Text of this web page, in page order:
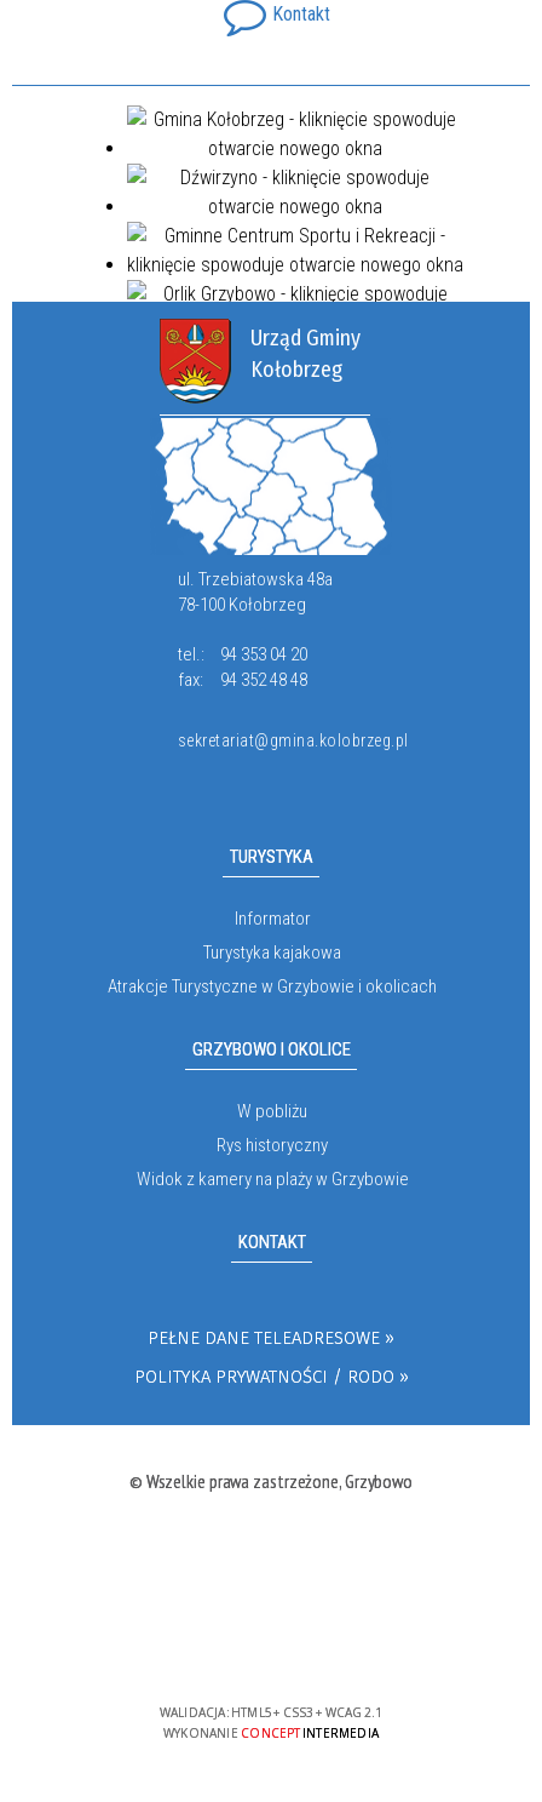
Kontakt
Urząd Gminy
Kołobrzeg
ul. Trzebiatowska 48a
78-100 Kołobrzeg
tel.:
94 353 04 20
fax:
94 352 48 48
sekretariat@gmina.kolobrzeg.pl
TURYSTYKA
Informator
Turystyka kajakowa
Atrakcje Turystyczne w Grzybowie i okolicach
GRZYBOWO I OKOLICE
W pobliżu
Rys historyczny
Widok z kamery na plaży w Grzybowie
KONTAKT
PEŁNE DANE TELEADRESOWE
POLITYKA PRYWATNOŚCI / RODO
© Wszelkie prawa zastrzeżone, Grzybowo
WALIDACJA: HTML5+ CSS3 + WCAG 2.1
WYKONANIE CONCEPTINTERMEDIA